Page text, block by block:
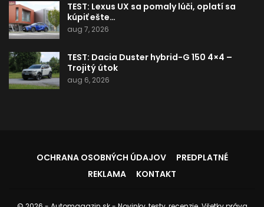
TEST: Lexus UX sa pomaly lúči, oplatí sa
kúpiť ešte…
aug 7, 2026
TEST: Dacia Duster hybrid-G 150 4×4 –
Trojitý útok
aug 6, 2026
OCHRANA OSOBNÝCH ÚDAJOV
PREDPLATNÉ
REKLAMA
KONTAKT